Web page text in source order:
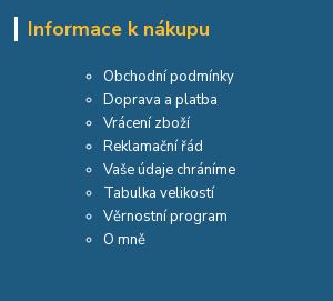
Informace k nákupu
Obchodní podmínky
Doprava a platba
Vrácení zboží
Reklamační řád
Vaše údaje chráníme
Tabulka velikostí
Věrnostní program
O mně